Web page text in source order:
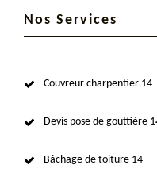
Nos Services
Couvreur charpentier 14
Devis pose de gouttière
Bâchage de toiture 14